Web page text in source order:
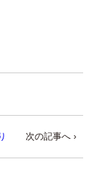
次の記事へ ›